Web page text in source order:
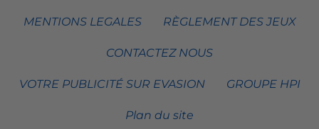
MENTIONS LEGALES RÈGLEMENT DES JEUX
CONTACTEZ NOUS
VOTRE PUBLICITÉ SUR EVASION GROUPE HPI
Plan du site